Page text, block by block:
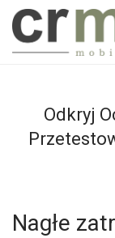
Odkryj
Nagłe